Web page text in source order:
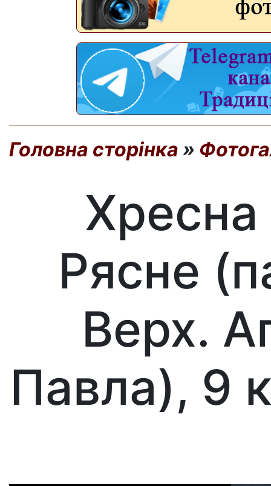
Головна сторінка »
Хресна
Рясне
Верх.
Павла), 9